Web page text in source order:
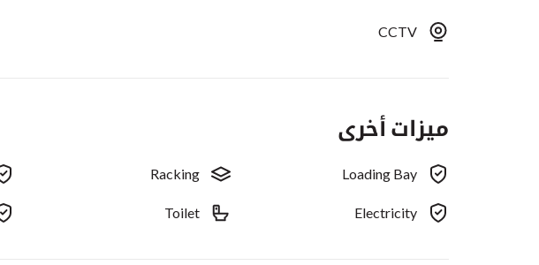
CCTV
ميزات أخرى
Loading Bay
Racking
Electricity
Toilet